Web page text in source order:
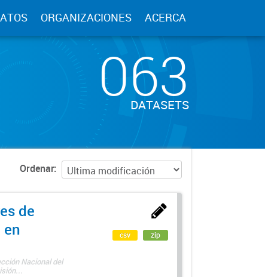
ORGANIZACIONES ACERCA
063
DATASETS
Ordenar
de
Nacional del
csv zip